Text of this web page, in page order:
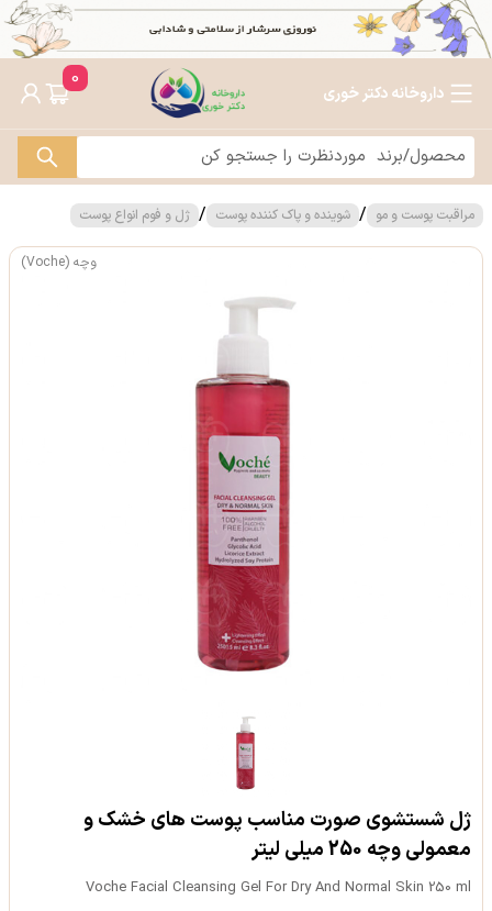
داروخانه دکتر خوری
0
مراقبت پوست و مو / شوینده و پاک کننده پوست / ژل و فوم انواع پوست
وچه (Voche)
ژل شستشوی صورت مناسب پوست های خشک و
معمولی وچه 250 میلی لیتر
Voche Facial Cleansing Gel For Dry And Normal Skin 250 ml